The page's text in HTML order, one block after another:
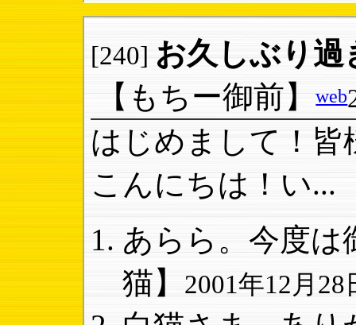
[240] お久しぶり
【もちー御前】web
はじめまして！皆
こんにちは！い...
あらら。今度は
猫】
2001年12月28